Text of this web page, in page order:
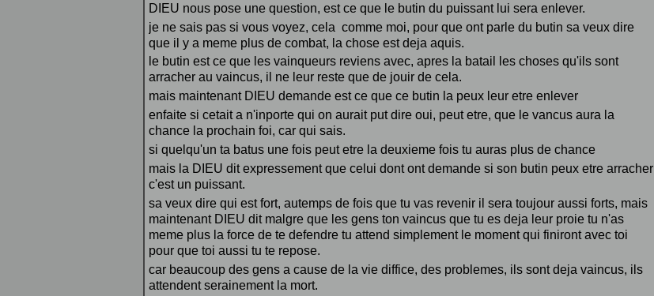
DIEU nous pose une question, est ce que le butin du puissant lui sera enlever.
je ne sais pas si vous voyez, cela comme moi, pour que ont parle du butin sa veux dire
que il y a meme plus de combat, la chose est deja aquis.
le butin est ce que les vainqueurs reviens avec, apres la batail les choses qu'ils sont
arracher au vaincus, il ne leur reste que de jouir de cela.
mais maintenant DIEU demande est ce que ce butin la peux leur etre enlever
enfaite si cetait a n'inporte qui on aurait put dire oui, peut etre, que le vancus aura la
chance la prochain foi, car qui sais.
si quelqu'un ta batus une fois peut etre la deuxieme fois tu auras plus de chance
mais la DIEU dit expressement que celui dont ont demande si son butin peux etre arracher
c'est un puissant.
sa veux dire qui est fort, autemps de fois que tu vas revenir il sera toujour aussi forts, mais
maintenant DIEU dit malgre que les gens ton vaincus que tu es deja leur proie tu n'as
meme plus la force de te defendre tu attend simplement le moment qui finiront avec toi
pour que toi aussi tu te repose.
car beaucoup des gens a cause de la vie diffice, des problemes, ils sont deja vaincus, ils
attendent serainement la mort.